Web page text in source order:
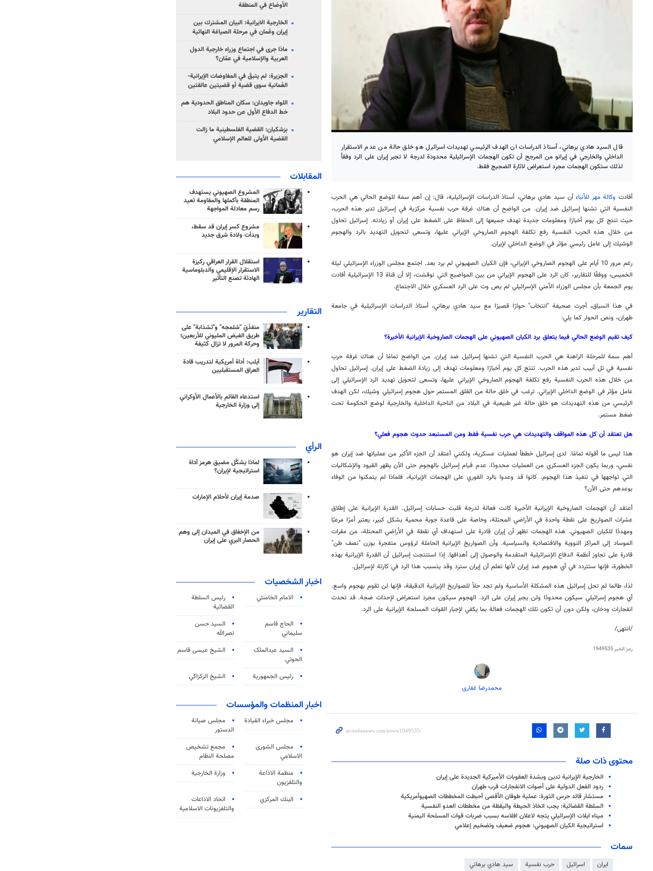
قال السيد هادي برهاني، أستاذ الدراسات ان الهدف الرئيسي تهديدات اسرائيل هو خلق حالة من عدم الاستقرار
الداخلي والخارجي في إيرانو من المرجح أن تكون الهجمات الإسرائيلية محدودة لدرجة لا تجبر إيران على الرد وفقاً
لذلك ستكون الهجمات مجرد استعراض لاثارة الضجيج فقط.
أفادت وكالة مهر للأنباءأن سيد هادي برهاني، أستاذ الدراسات الإسرائيلية، قال: إن أهم سمة للوضع الحالي هي الحرب
النفسية التي تشنها إسرائيل ضد إيران. من الواضح أن هناك غرفة حرب نفسية مركزية في إسرائيل تدير هذه الحرب،
حيث تنتج كل يوم أخبارًا ومعلومات جديدة تهدف جميعها إلى الحفاظ على الضغط على إيران أو زيادته. إسرائيل تحاول
من خلال هذه الحرب النفسية رفع تكلفة الهجوم الصاروخي الإيراني عليها، وتسعى لتحويل التهديد بالرد والهجوم
الوشيك إلى عامل رئيسي مؤثر في الوضع الداخلي لإيران.
رغم مرور 10 أيام على الهجوم الصاروخي الإيراني، فإن الكيان الصهيوني لم يرد بعد. اجتمع مجلس الوزراء الإسرائيلي ليلة
الخميس، ووفقًا للتقارير، كان الرد على الهجوم الإيراني من بين المواضيع التي نوقشت، إلا أن قناة 13 الإسرائيلية أفادت
يوم الجمعة بأن مجلس الوزراء الأمني الإسرائيلي لم يص وت على الرد العسكري خلال الاجتماع.
في هذا السياق، أجرت صحيفة "انتخاب" حوارًا قصيرًا مع سيد هادي برهاني، أستاذ الدراسات الإسرائيلية في جامعة
طهران، ونص الحوار كما يلي:
كيف تقيم الوضع الحالي فيما يتعلق برد الكيان الصهيوني على الهجمات الصاروخية الإيرانية الأخيرة؟
أهم سمة للمرحلة الراهنة هي الحرب النفسية التي تشنها إسرائيل ضد إيران. من الواضح تمامًا أن هناك غرفة حرب
نفسية في تل أبيب تدير هذه الحرب. تنتج كل يوم أخبارًا ومعلومات تهدف إلى زيادة الضغط على إيران. إسرائيل تحاول
من خلال هذه الحرب النفسية رفع تكلفة الهجوم الصاروخي الإيراني عليها، وتسعى لتحويل تهديد الرد الإسرائيلي إلى
عامل مؤثر في الوضع الداخلي الإيراني. ترغب في خلق حالة من القلق المستمر حول هجوم إسرائيلي وشيك، لكن الهدف
الرئيسي من هذه التهديدات هو خلق حالة غير طبيعية في البلاد من الناحية الداخلية والخارجية لوضع الحكومة تحت
ضغط مستمر.
هل تعتقد أن كل هذه المواقف والتهديدات هي حرب نفسية فقط ومن المستبعد حدوث هجوم فعلي؟
هذا ليس ما أقوله تمامًا. لدى إسرائيل خططاً لعمليات عسكرية، ولكنني أعتقد أن الجزء الأكبر من عملياتها ضد إيران هو
نفسي، وربما يكون الجزء العسكري من العمليات محدودًا. عدم قيام إسرائيل بالهجوم حتى الآن يظهر القيود والإشكاليات
التي تواجهها في تنفيذ هذا الهجوم. كانوا قد وعدوا بالرد الفوري على الهجمات الإيرانية، فلماذا لم يتمكنوا من الوفاء
بوعدهم حتى الآن؟
أعتقد أن الهجمات الصاروخية الإيرانية الأخيرة كانت فعالة لدرجة قلبت حسابات إسرائيل. القدرة الإيرانية على إطلاق
عشرات الصواريخ على نقطة واحدة في الأراضي المحتلة، وخاصة على قاعدة جوية محمية بشكل كبير، يعتبر أمرًا مرعبًا
ومهددًا للكيان الصهيوني. هذه الهجمات تظهر أن إيران قادرة على استهداف أي نقطة في الأراضي المحتلة، من مقرات
الموساد إلى المراكز النووية والاقتصادية والسياسية. وأن الصواريخ الإيرانية الحاملة لرؤوس متفجرة بوزن "نصف طن"
قادرة على تجاوز أنظمة الدفاع الإسرائيلية المتقدمة والوصول إلى أهدافها. إذا استنتجت إسرائيل أن القدرة الإيرانية بهذه
الخطورة، فإنها ستتردد في أي هجوم ضد إيران لأنها تعلم أن إيران سترد وقد يتسبب هذا الرد في كارثة لإسرائيل.
لذا، طالما لم تحل إسرائيل هذه المشكلة الأساسية ولم تجد حلاً للصواريخ الإيرانية الدقيقة، فإنها لن تقوم بهجوم واسع.
أي هجوم إسرائيلي سيكون محدودًا ولن يجبر إيران على الرد. الهجوم سيكون مجرد استعراض لإحداث ضجة. قد تحدث
انفجارات ودخان، ولكن دون أن تكون تلك الهجمات فعالة بما يكفي لإجبار القوات المسلحة الإيرانية على الرد.
/انتهى/
رمز الخبر1949535
محمدرضا غفاری
محتوى ذات صلة
الخارجية الإيرانية تدين وبشدة العقوبات الأميركية الجديدة على إيران
ردود الفعل الدولية على أصوات الانفجارات قرب طهران
مستشار قائد حرس الثورة: عملية طوفان الأقصى أحبطت المخططات الصهيوأمريكية
السلطة القضائية: يجب اتخاذ الحيطة واليقظة من مخططات العدو النفسية
ميناء ايلات الإسرائيلي يتجه لاعلان افلاسه بسبب ضربات قوات المسلحة اليمنية
استراتيجية الكيان الصهيوني: هجوم ضعيف وتضخيم إعلامي
سمات
ايران اسرائيل حرب نفسية سيد هادي برهاني
الأوضاع في المنطقة
الخارجية الايرانية: البيان المشترك بين
إيران وعُمان في مرحلة الصياغة النهائية
ماذا جرى في اجتماع وزراء خارجية الدول
العربية والإسلامية في عمّان؟
الجزيرة: لم يتبقّ في المفاوضات الإيرانية-
العُمانية سوى قضية أو قضيتين عالقتين
اللواء جاويدان: سكان المناطق الحدودية هم
خط الدفاع الأول عن حدود البلاد
بزشكيان: القضية الفلسطينية ما زالت
القضية الأولى للعالم الإسلامي
المقابلات
المشروع الصهيوني يستهدف
المنطقة بأكملها والمقاومة تعيد
رسم معادلة المواجهة
مشروع كسر إيران قد سقط،
وبدأت ولادة شرق جديد
استقلال القرار العراقي ركيزة
الاستقرار الإقليمي والدبلوماسية
الهادئة تصنع التأثير
التقارير
منفذَيّ "شلمجه" و"تشذابة" على
طريق الفيض المليوني للأربعين؛
وحركة المرور لا تزال كثيفة
آيلب: أداة أمريكية لتدريب قادة
العراق المستقبليين
استدعاء القائم بالأعمال الأوكراني
إلى وزارة الخارجية
الرأي
لماذا يشكّل مضيق هرمز أداة
استراتيجية لإيران؟
صدمة إيران لأحلام الإمارات
من الإخفاق في الميدان إلى وهم
الحصار البري على إيران
اخبار الشخصيات
الامام الخامنئي
رئیس السلطة
القضائیة
الحاج قاسم
سليماني
السيد حسن
نصرالله
السید عبدالملک
الحوثي
الشيخ عيسى قاسم
رئيس الجمهورية الشيخ الزكزاكي
اخبار المنظمات والمؤسسات
مجلس خبراء القيادة
مجلس صيانة
الدستور
مجلس الشورى
الاسلامي
مجمع تشخيص
مصلحة النظام
منظمة الاذاعة
والتلفزیون
وزارة الخارجية
البنك المركزي
اتحاد الاذاعات
والتلفزيونات الاسلامية